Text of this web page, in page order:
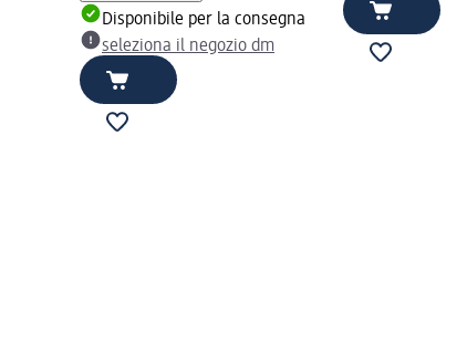
Disponibile per la consegna
seleziona il negozio dm